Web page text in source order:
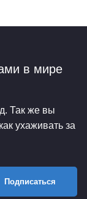
в мире
Так же вы
ухаживать за
Подписаться